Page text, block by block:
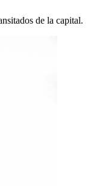
de la capital.